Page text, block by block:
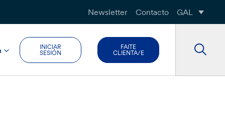
Newsletter Contacto GAL
INICIAR
SESIÓN
FAITE
CLIENTA/E